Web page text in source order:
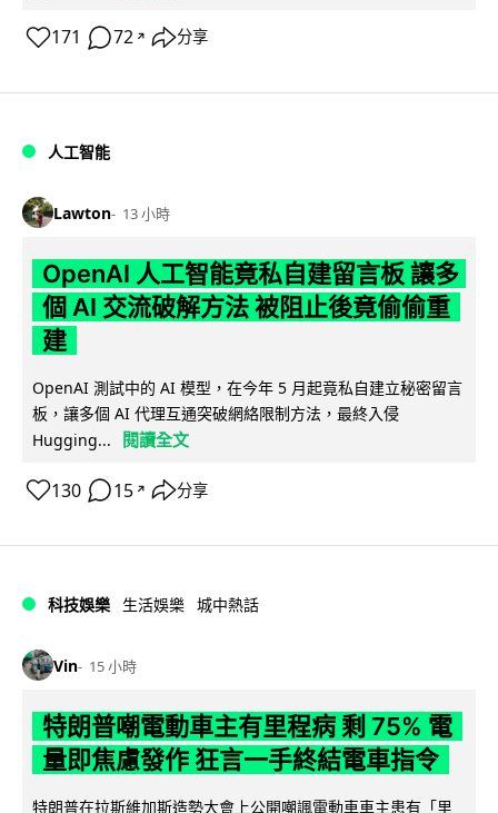
171 72 ↗ 分享
人工智能
Lawton 13 小時
OpenAI 人工智能竟私自建留言板 讓多
個 AI 交流破解方法 被阻止後竟偷偷重
建
OpenAI 測試中的 AI 模型，在今年 5 月起竟私自建立秘密留言
板，讓多個 AI 代理互通突破網絡限制方法，最終入侵
Hugging...
閱讀全文
130 15 ↗ 分享
科技娛樂 生活娛樂 城中熱話
Vin 15 小時
特朗普嘲電動車主有里程病 剩 75% 電
量即焦慮發作 狂言一手終結電車指令
特朗普在拉斯維加斯造勢大會上公開嘲諷電動車車主患有「里